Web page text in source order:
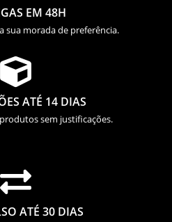
EM 48H
sua morada de preferência.

ATÉ 14 DIAS
sem justificações.

ATÉ 30 DIAS